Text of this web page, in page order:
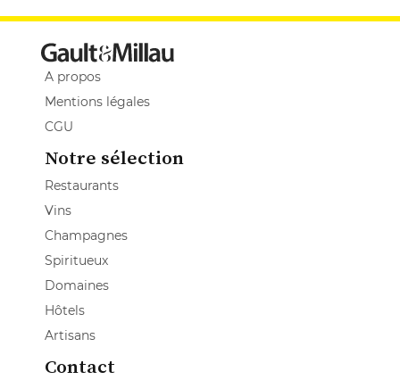
A propos
Mentions légales
CGU
Notre sélection
Restaurants
Vins
Champagnes
Spiritueux
Domaines
Hôtels
Artisans
Contact